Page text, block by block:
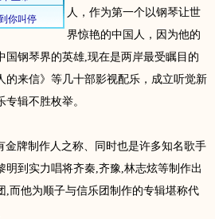
人，作为第一个以钢琴让世
界惊艳的中国人，因为他的
钢琴界的英雄,现在是两岸最受瞩目的
来信》等几十部影视配乐，成立听觉新
辑不胜枚举。
牌制作人之称、同时也是许多知名歌手
到实力唱将齐秦,齐豫,林志炫等制作出
,而他为顺子与信乐团制作的专辑堪称代